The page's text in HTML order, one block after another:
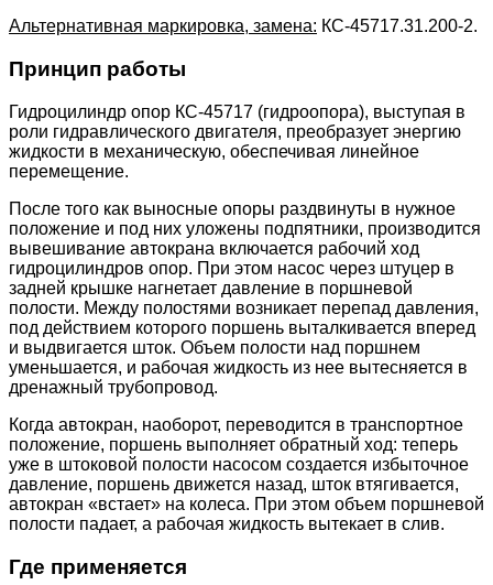
Альтернативная маркировка, замена: КС-45717.31.200-2.
Принцип работы
Гидроцилиндр опор КС-45717 (гидроопора), выступая в
роли гидравлического двигателя, преобразует энергию
жидкости в механическую, обеспечивая линейное
перемещение.
После того как выносные опоры раздвинуты в нужное
положение и под них уложены подпятники, производится
вывешивание автокрана включается рабочий ход
гидроцилиндров опор. При этом насос через штуцер в
задней крышке нагнетает давление в поршневой
полости. Между полостями возникает перепад давления,
под действием которого поршень выталкивается вперед
и выдвигается шток. Объем полости над поршнем
уменьшается, и рабочая жидкость из нее вытесняется в
дренажный трубопровод.
Когда автокран, наоборот, переводится в транспортное
положение, поршень выполняет обратный ход: теперь
уже в штоковой полости насосом создается избыточное
давление, поршень движется назад, шток втягивается,
автокран «встает» на колеса. При этом объем поршневой
полости падает, а рабочая жидкость вытекает в слив.
Где применяется